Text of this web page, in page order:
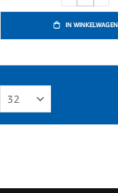
IN WINKELWAGEN